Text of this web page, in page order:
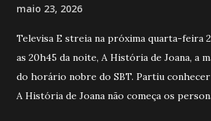
maio 23, 2026
Televisa E streia na próxima quarta-feira
as 20h45 da noite, A História de Joana, a
do horário nobre do SBT. Partiu
A História de Joana não começa os